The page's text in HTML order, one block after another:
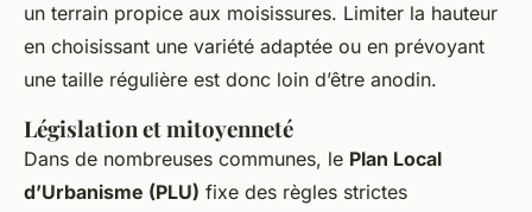
un terrain propice aux moisissures. Limiter la hauteur
en choisissant une variété adaptée ou en prévoyant
une taille régulière est donc loin d’être anodin.
Législation et mitoyenneté
Dans de nombreuses communes, le Plan Local
d’Urbanisme (PLU) fixe des règles strictes